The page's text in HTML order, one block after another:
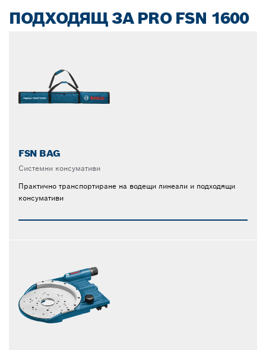
ПОДХОДЯЩ ЗА PRO FSN 1600
FSN BAG
Системни консумативи
Практично транспортиране на водещи линеали и подходящи
консумативи